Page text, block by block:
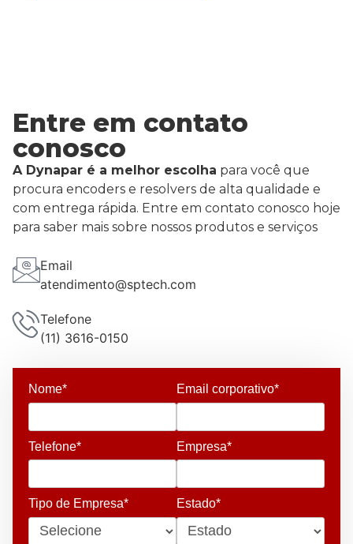
Entre em contato
conosco
A Dynapar é a melhor escolha para você que
procura encoders e resolvers de alta qualidade e
com entrega rápida. Entre em contato conosco hoje
para saber mais sobre nossos produtos e serviços
Email
atendimento@sptech.com
Telefone
(11) 3616-0150
Nome* Email corporativo*
Telefone* Empresa*
Tipo de Empresa* Estado*